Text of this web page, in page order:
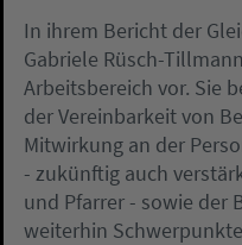
In ihrem Bericht der
Gabriele Rüsch-
Arbeitsbereich vor. Sie
der Vereinbarkeit von
Mitwirkung an der
- zukünftig auch
und Pfarrer - sowie der
weiterhin